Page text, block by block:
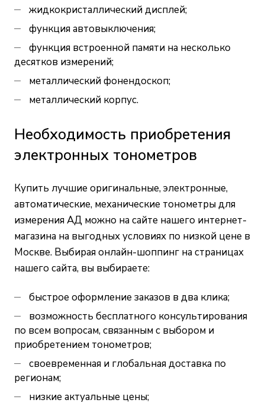
жидкокристаллический дисплей;
функция автовыключения;
функция встроенной памяти на несколько
десятков измерений;
металлический фонендоскоп;
металлический корпус.
Необходимость приобретения
электронных тонометров
Купить лучшие оригинальные, электронные,
автоматические, механические тонометры для
измерения АД можно на сайте нашего интернет-
магазина на выгодных условиях по низкой цене в
Москве. Выбирая онлайн-шоппинг на страницах
нашего сайта, вы выбираете:
быстрое оформление заказов в два клика;
возможность бесплатного консультирования
по всем вопросам, связанным с выбором и
приобретением тонометров;
своевременная и глобальная доставка по
регионам;
низкие актуальные цены;